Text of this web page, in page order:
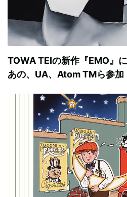
TOWA TEIの新作『EMO』
あの、UA、Atom TMら参加